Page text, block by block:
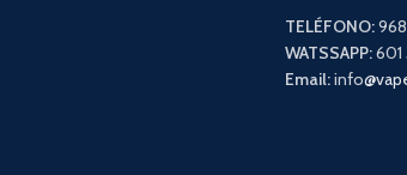
TELÉFONO:968
WATSSAPP:601
Email:info